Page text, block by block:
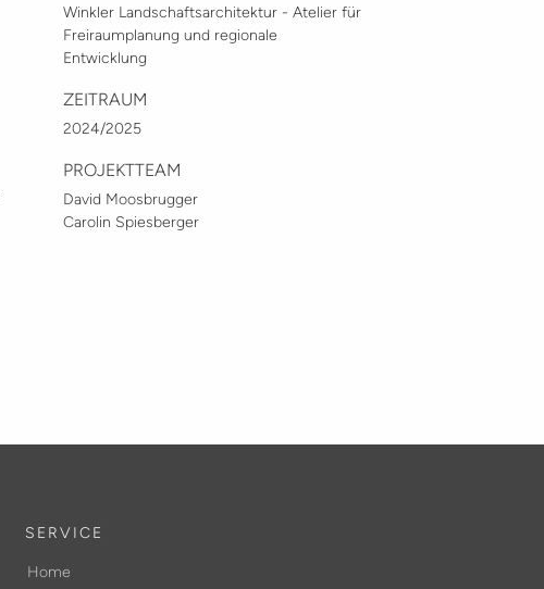
Winkler Landschaftsarchitektur - Atelier für
Freiraumplanung und regionale
Entwicklung
ZEITRAUM
2024/2025
PROJEKTTEAM
David Moosbrugger
Carolin Spiesberger
SERVICE
Home